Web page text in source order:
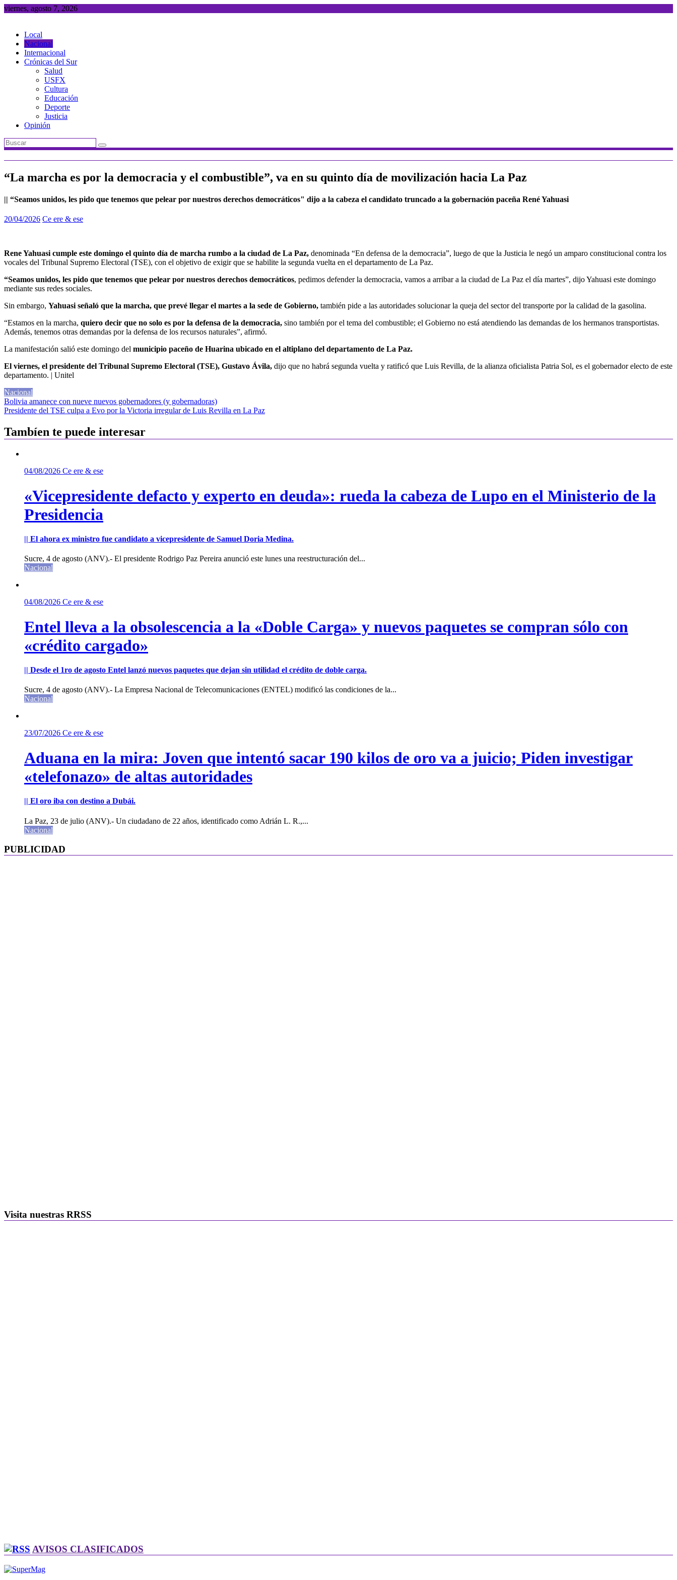
Saltar
viernes, agosto 7, 2026
Local
Nacional
Internacional
Crónicas del Sur
Salud
USFX
Cultura
Educación
Deporte
Justicia
Opinión
“La marcha es por la democracia y el combustible”, va en su quinto día de movilización hacia La Paz
|| “Seamos unidos, les pido que tenemos que pelear por nuestros derechos democráticos" dijo a la cabeza el candidato truncado a la gobernación paceña René Yahuasi
20/04/2026 Ce ere & ese
Rene Yahuasi cumple este domingo el quinto día de marcha rumbo a la ciudad de La Paz, denominada “En defensa de la democracia”, luego de que la Justicia le negó un amparo constitucional contra los
vocales del Tribunal Supremo Electoral (TSE), con el objetivo de exigir que se habilite la segunda vuelta en el departamento de La Paz.
“Seamos unidos, les pido que tenemos que pelear por nuestros derechos democráticos, pedimos defender la democracia, vamos a arribar a la ciudad de La Paz el día martes”, dijo Yahuasi este domingo
mediante sus redes sociales.
Sin embargo, Yahuasi señaló que la marcha, que prevé llegar el martes a la sede de Gobierno, también pide a las autoridades solucionar la queja del sector del transporte por la calidad de la gasolina.
“Estamos en la marcha, quiero decir que no solo es por la defensa de la democracia, sino también por el tema del combustible; el Gobierno no está atendiendo las demandas de los hermanos transportistas.
Además, tenemos otras demandas por la defensa de los recursos naturales”, afirmó.
La manifestación salió este domingo del municipio paceño de Huarina ubicado en el altiplano del departamento de La Paz.
El viernes, el presidente del Tribunal Supremo Electoral (TSE), Gustavo Ávila, dijo que no habrá segunda vuelta y ratificó que Luis Revilla, de la alianza oficialista Patria Sol, es el gobernador electo de este
departamento. | Unitel
Nacional
Navegación
de
entradas
Bolivia amanece con nueve nuevos gobernadores (y gobernadoras)
Presidente del TSE culpa a Evo por la Victoria irregular de Luis Revilla en La Paz
Tambíen te puede interesar
04/08/2026 Ce ere & ese
«Vicepresidente defacto y experto en deuda»: rueda la cabeza de Lupo en el Ministerio de la
Presidencia
|| El ahora ex ministro fue candidato a vicepresidente de Samuel Doria Medina.
Sucre, 4 de agosto (ANV).- El presidente Rodrigo Paz Pereira anunció este lunes una reestructuración del...
Nacional
04/08/2026 Ce ere & ese
Entel lleva a la obsolescencia a la «Doble Carga» y nuevos paquetes se compran sólo con
«crédito cargado»
|| Desde el 1ro de agosto Entel lanzó nuevos paquetes que dejan sin utilidad el crédito de doble carga.
Sucre, 4 de agosto (ANV).- La Empresa Nacional de Telecomunicaciones (ENTEL) modificó las condiciones de la...
Nacional
23/07/2026 Ce ere & ese
Aduana en la mira: Joven que intentó sacar 190 kilos de oro va a juicio; Piden investigar
«telefonazo» de altas autoridades
|| El oro iba con destino a Dubái.
La Paz, 23 de julio (ANV).- Un ciudadano de 22 años, identificado como Adrián L. R.,...
Nacional
PUBLICIDAD
Visita nuestras RRSS
AVISOS CLASIFICADOS